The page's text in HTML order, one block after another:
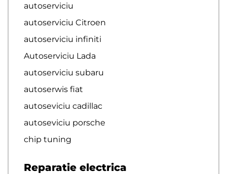
autoserviciu
autoserviciu Citroen
autoserviciu infiniti
Autoserviciu Lada
autoserviciu subaru
autoserwis fiat
autoseviciu cadillac
autoseviciu porsche
chip tuning
Reparatie electrica